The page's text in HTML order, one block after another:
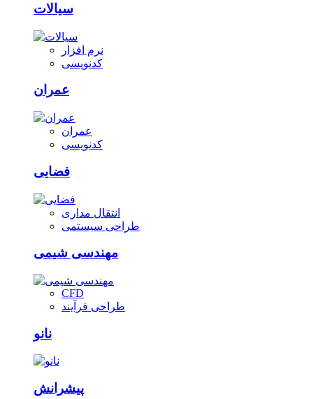
سیالات
نرم افزار
کدنویسی
عمران
عمران
کدنویسی
فضایی
انتقال مداری
طراحی سیستمی
مهندسی شیمی
CFD
طراحی فرآیند
نانو
پیشرانش